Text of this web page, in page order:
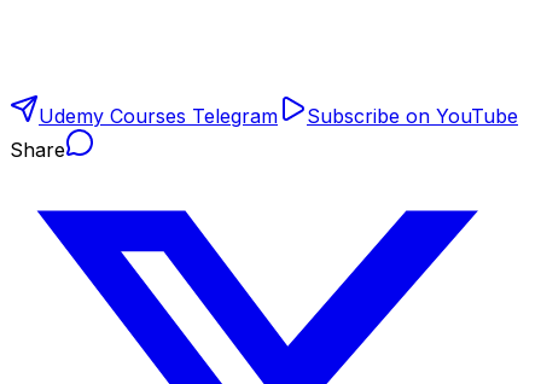
Udemy Courses Telegram
Subscribe on YouTube
Share